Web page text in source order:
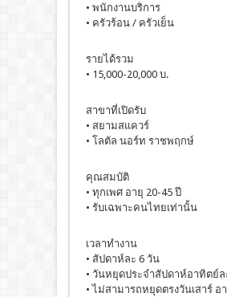
• พนักงานบริการ
• ครัวร้อน / ครัวเย็น
รายได้รวม
• 15,000-20,000 บ.
สาขาที่เปิดรับ
• สยามสแควร์
• โลตัล นอร์ท ราชพฤกษ์
คุณสมบัติ
• ทุกเพศ อายุ 20-45 ปี
• รับเฉพาะคนไทยเท่านั้น
เวลาทำงาน
• สัปดาห์ละ 6 วัน
• วันหยุดประจำสัปดาห์อาทิตย์ล
• ไม่สามารถหยุดตรงวันเสาร์ อ